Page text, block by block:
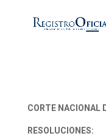
CORTE NACIONAL
RESOLUCIONES: